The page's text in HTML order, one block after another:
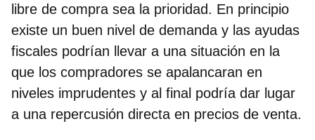
libre de compra sea la prioridad. En principio
existe un buen nivel de demanda y las ayudas
fiscales podrían llevar a una situación en la
que los compradores se apalancaran en
niveles imprudentes y al final podría dar lugar
a una repercusión directa en precios de venta.